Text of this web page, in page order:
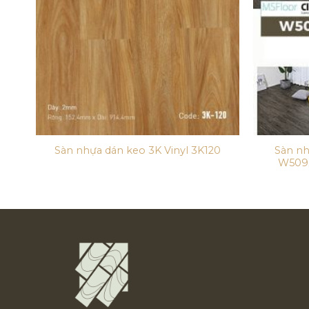
Sàn nhựa dán keo 3K Vinyl 3K120
Sàn